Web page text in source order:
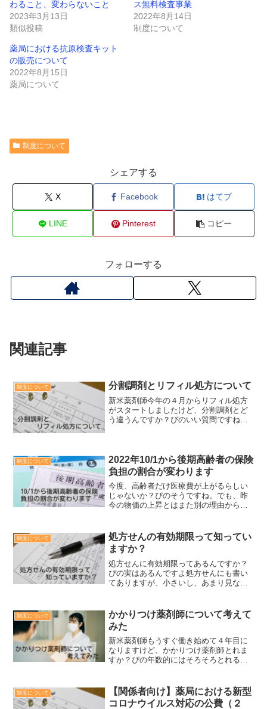
わること、変わらないこと
2023年3月13日
類似投稿
ス無料検査事業
2022年8月14日
制度について
薬局における抗原検査キット
の販売について
2022年8月15日
薬局について
制度について
シェアする
X Facebook はてブ
LINE Pinterest コピー
フォローする
関連記事
制度について 分割調剤とリフィル処方について
新米薬剤師今年の４月からリフィル処方
がスタートしましたけど、分割調剤とど
う違うんですか？ぴのいい質問ですね！
ね？今まで分割調剤というも...
制度について
2022年10/1から後期高齢者の保険
負担の割合が変わります
今度、高齢者だけ医療費が上がるらしい
じゃないか？ぴのそうですね。でも、昨
今の物価の上昇とはまた別の理由からの
なるよいつから割合がかわるのか２０２
２年の１０月から、後期高...
制度について
処方せんの有効期限って知ってい
ますか？
処方せんに有効期限ってあるんですか？
ぴの実はあるんですよ処方せんにも書い
てありますが、小さいし、あまり見ない
で、今年は例えば5/2に処方せんをもらっ
たとして、5/2、5/...
制度について
かかりつけ薬剤師について考えて
みた
新米薬剤師もうすぐ働き始めて４年目に
なりますけど、かかりつけ薬剤師とれま
すか？ぴの年数的にはそろそろとれる時
リです！ぴのそうしたら、あとは患者さ
んとの関係性が作れている...
制度について
【関係者向け】薬局における新型
コロナウイルス対応の公費（２